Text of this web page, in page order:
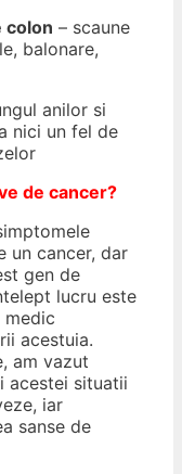
colon – scaune
balonare,
anilor si
nici un fel de
de cancer?
un cancer, dar
gen de
lucru este
medic
acestuia.
am vazut
acestei situatii
iar
sanse de